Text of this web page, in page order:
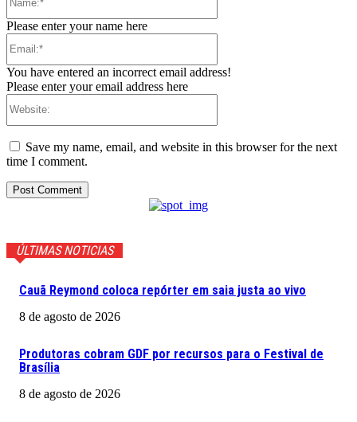
Please enter your name here
You have entered an incorrect email address!
Please enter your email address here
Save my name, email, and website in this browser for the next
time I comment.
ÚLTIMAS NOTICIAS
Cauã Reymond coloca repórter em saia justa ao vivo
8 de agosto de 2026
Produtoras cobram GDF por recursos para o Festival de
Brasília
8 de agosto de 2026